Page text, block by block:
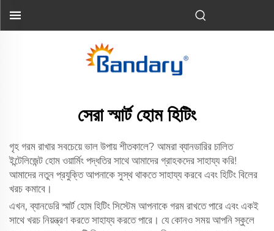
সেরা স্মার্ট হোম হিটিং
গৃহ গরম রাখার সবচেয়ে ভাল উপায় শীতকালে? আমরা ব্যানডারির চালিত
ইন্টেলিজেন্ট হোম ওয়ার্মিং পদ্ধতির সাথে আমাদের গ্রাহকদের সাহায্য করি!
আমাদের নতুন প্রযুক্তি আপনাকে সুস্থ থাকতে সাহায্য করবে এবং হিটিং বিলের
খরচ কমাবে।
এখন, ব্যানডেরি স্মার্ট হোম হিটিং সিস্টেম আপনাকে গরম রাখতে পারে এবং একই
সাথে খরচ নিয়ন্ত্রণ করতে সাহায্য করতে পারে। যে কোনও সময় আপনি স্কুলে